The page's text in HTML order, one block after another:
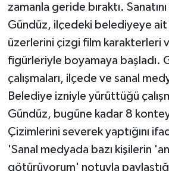
zamanla geride bıraktı.
Gündüz, ilçedeki belediyeye
üzerlerini çizgi film karakterleri
figürleriyle boyamaya başladı.
çalışmaları, ilçede ve sanal
Belediye izniyle yürüttüğü
Gündüz, bugüne kadar 8
Çizimlerini severek yaptığını
'Sanal medyada bazı kişilerin
götürüyorum' notuyla
Spor
Vasıta
Yaşam